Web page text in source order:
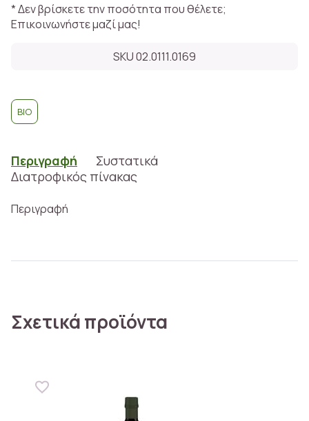
* Δεν βρίσκετε την ποσότητα που θέλετε;
Επικοινωνήστε μαζί μας!
SKU 02.0111.0169
BIO
Περιγραφή
Συστατικά
Διατροφικός πίνακας
Περιγραφή
Σχετικά προϊόντα